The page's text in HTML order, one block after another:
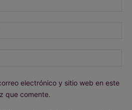
electrónico y sitio web en este
que comente.